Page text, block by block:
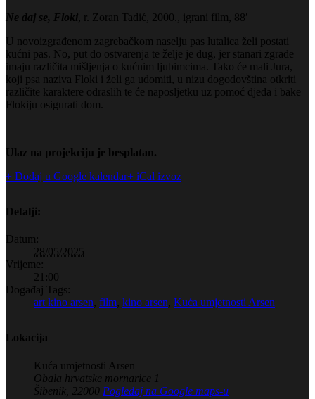
Ne daj se, Floki, r. Zoran Tadić, 2000., igrani film, 88′
U novoizgrađenom zagrebačkom naselju pas lutalica želi postati
kućni pas. No, put do ostvarenja te želje je dug, jer stanari zgrade
imaju različita mišljenja o kućnim ljubimcima. Tako će mali Jura,
koji psa naziva Floki i želi ga udomiti, u nizu dogodovština otkriti
različite karaktere odraslih te će naposljetku uz pomoć djeda i bake
Flokiju osigurati dom.
Ulaz na projekciju je besplatan.
+ Dodaj u Google kalendar+ iCal izvoz
Detalji:
Datum:
28/05/2025
Vrijeme:
21:00
Događaj Tags:
art kino arsen, film, kino arsen, Kuća umjetnosti Arsen
Lokacija
Kuća umjetnosti Arsen
Obala hrvatske mornarice 1
Šibenik
22000 Pogledaj na Google maps-u